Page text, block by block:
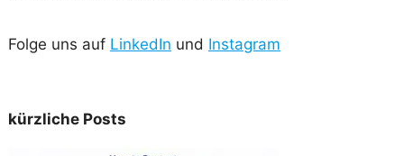
Folge uns auf LinkedIn und Instagram
kürzliche Posts